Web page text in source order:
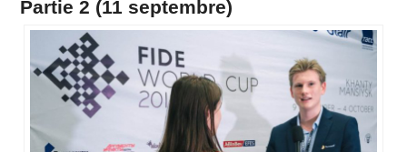
Partie 2 (11 septembre)